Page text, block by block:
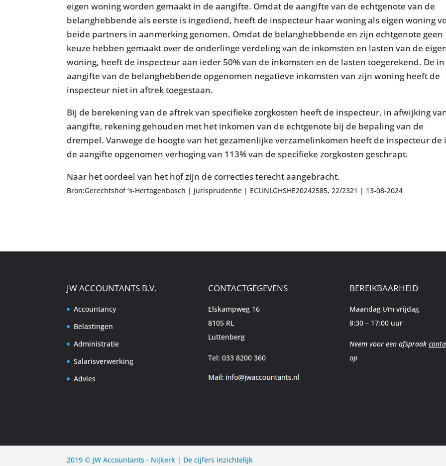
eigen woning worden gemaakt in de aangifte. Omdat de aangifte van de echtgenote van de
belanghebbende als eerste is ingediend, heeft de inspecteur haar woning als eigen woning
beide partners in aanmerking genomen. Omdat de belanghebbende en zijn echtgenote geen
keuze hebben gemaakt over de onderlinge verdeling van de inkomsten en lasten van de
woning, heeft de inspecteur aan ieder 50% van de inkomsten en de lasten toegerekend. De
aangifte van de belanghebbende opgenomen negatieve inkomsten van zijn woning heeft de
inspecteur niet in aftrek toegestaan.
Bij de berekening van de aftrek van specifieke zorgkosten heeft de inspecteur, in afwijking
aangifte, rekening gehouden met het inkomen van de echtgenote bij de bepaling van de
drempel. Vanwege de hoogte van het gezamenlijke verzamelinkomen heeft de inspecteur de
de aangifte opgenomen verhoging van 113% van de specifieke zorgkosten geschrapt.
Naar het oordeel van het hof zijn de correcties terecht aangebracht.
Bron:Gerechtshof ‘s-Hertogenbosch | jurisprudentie | ECLINLGHSHE20242585, 22/2321 | 13-08-2024
JW ACCOUNTANTS B.V.
Accountancy
Belastingen
Administratie
Salarisverwerking
Advies
CONTACTGEGEVENS
Elskampweg 16
8105 RL
Luttenberg
Tel: 033 8200 360
BEREIKBAARHEID
Maandag t/m vrijdag
8:30 – 17:00 uur
Neem voor een afspraak
op
2019 © JW Accountants - Nijkerk | De cijfers inzichtelijk